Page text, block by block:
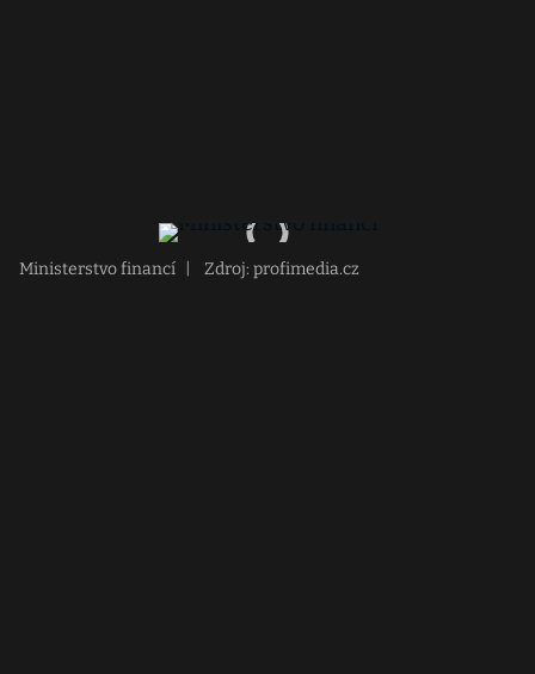
Ministerstvo financí Zdroj: profimedia.cz